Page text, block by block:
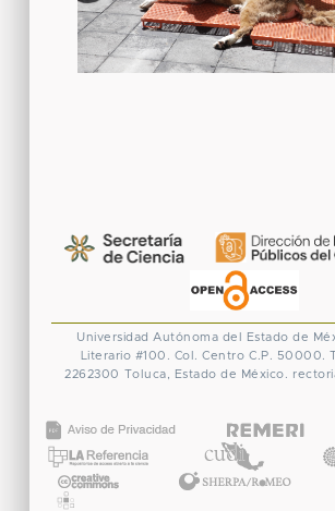
Universidad Autónoma del Estado de
Literario #100. Col. Centro C.P. 50000.
2262300 Toluca, Estado de México.